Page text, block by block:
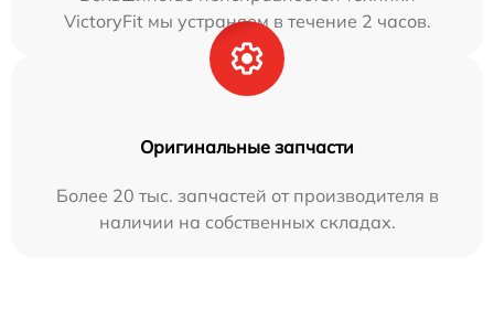
VictoryFit мы устраняем в течение 2 часов.
Оригинальные запчасти
Более 20 тыс. запчастей от производителя в
наличии на собственных складах.